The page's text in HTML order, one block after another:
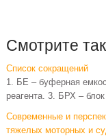
Смотрите
Список сокращений
1. БЕ – буферная
реагента. 3. БРХ – блок
Современные и
тяжелых моторных и